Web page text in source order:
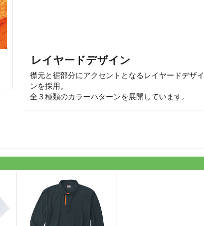
レイヤードデザイン
襟元と裾部分にアクセントとなるレイヤードデザイ
ンを採用。
全３種類のカラーパターンを展開しています。